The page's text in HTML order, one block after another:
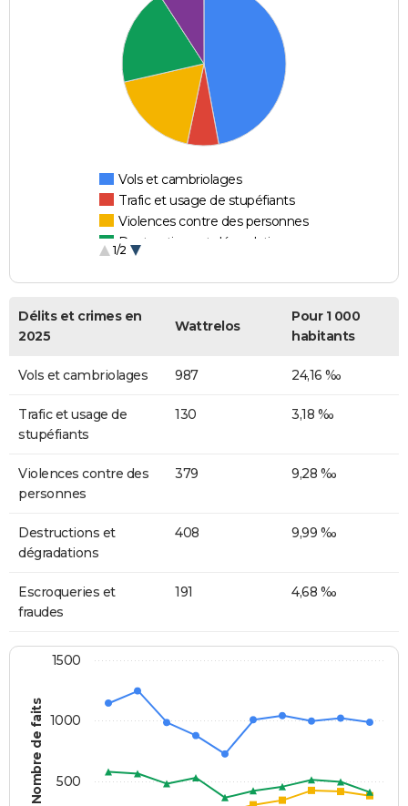
Vols et cambriolages
Trafic et usage de stupéfiants
Violences contre des personnes
Destructions et dégradations
1/2
Délits et crimes en
2025
Wattrelos
Pour 1 000
habitants
Vols et cambriolages 987 24,16 ‰
Trafic et usage de
stupéfiants
130 3,18 ‰
Violences contre des
personnes
379 9,28 ‰
Destructions et
dégradations
408 9,99 ‰
Escroqueries et
fraudes
191 4,68 ‰
Nombre de faits 500
1000
1500